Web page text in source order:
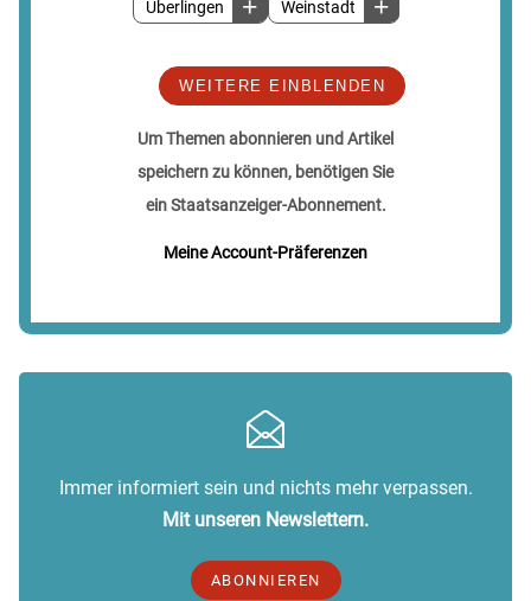
Überlingen
Weinstadt
WEITERE EINBLENDEN
Um Themen abonnieren und Artikel
speichern zu können, benötigen Sie
ein Staatsanzeiger-Abonnement.
Meine Account-Präferenzen
Immer informiert sein und nichts mehr verpassen.
Mit unseren Newslettern.
ABONNIEREN